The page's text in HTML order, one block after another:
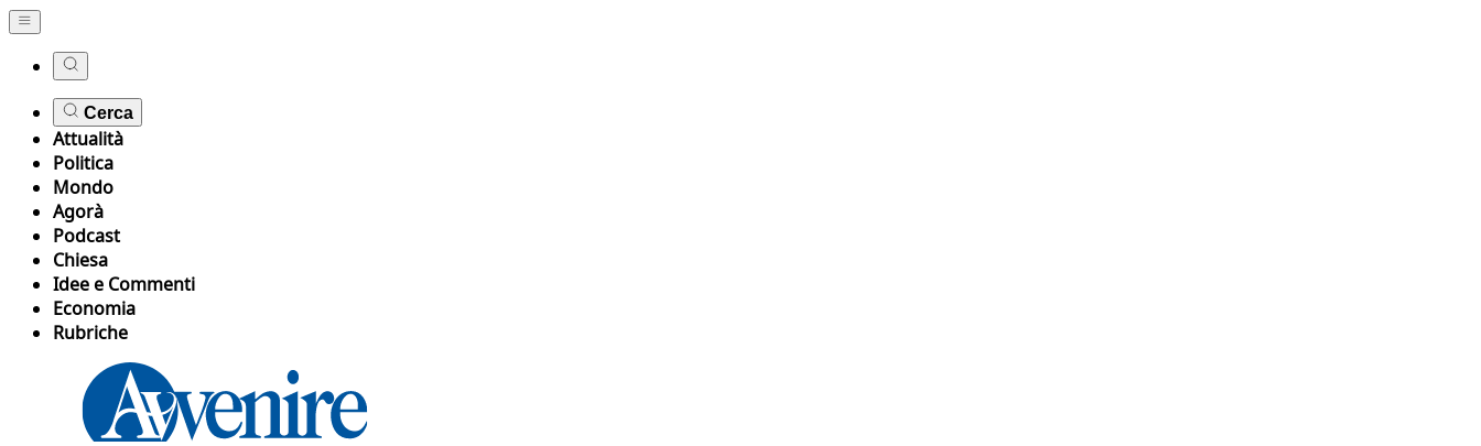
Cerca
Attualità
Politica
Mondo
Agorà
Podcast
Chiesa
Idee e Commenti
Economia
Rubriche